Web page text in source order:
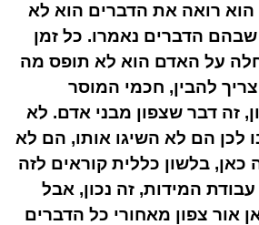
רואה את הדברים הוא לא
הדברים נאמרו. כל זמן
על האדם הוא לא תופס מה
להבין, חכמי המוסר
זה דבר שצפון מבני אדם. לא
לכן הם לא השיגו אותו, הם לא
כאן, בלשון כללית קוראים לזה
המידות, זה נכון, אבל
אור צפון מאחורי כל הדברים